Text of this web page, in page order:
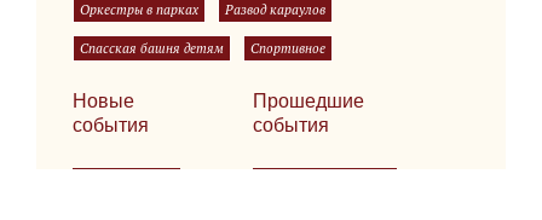
Оркестры в парках Развод караулов
Спасская башня детям Спортивное
Новые
события
Прошедшие
события